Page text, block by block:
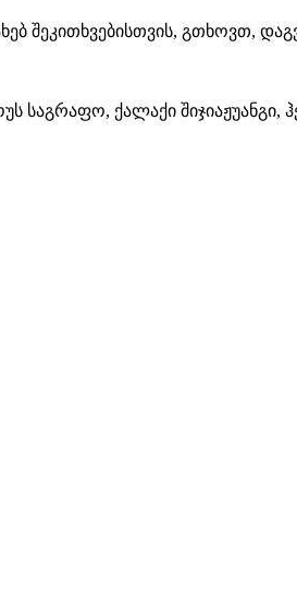
შეკითხვებისთვის, გთხოვთ,
საგრაფო, ქალაქი შიჯიაჟუანგი,